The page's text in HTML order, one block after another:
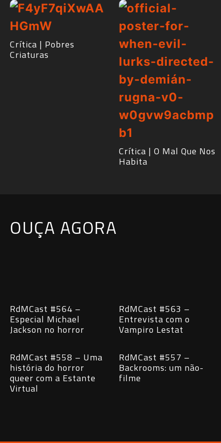
Crítica | Pobres
Criaturas
Crítica | O Mal Que Nos
Habita
OUÇA AGORA
RdMCast #564 –
Especial Michael
Jackson no horror
RdMCast #563 –
Entrevista com o
Vampiro Lestat
RdMCast #558 – Uma
história do horror
queer com a Estante
Virtual
RdMCast #557 –
Backrooms: um não-
filme